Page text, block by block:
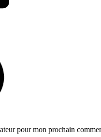
pour mon prochain